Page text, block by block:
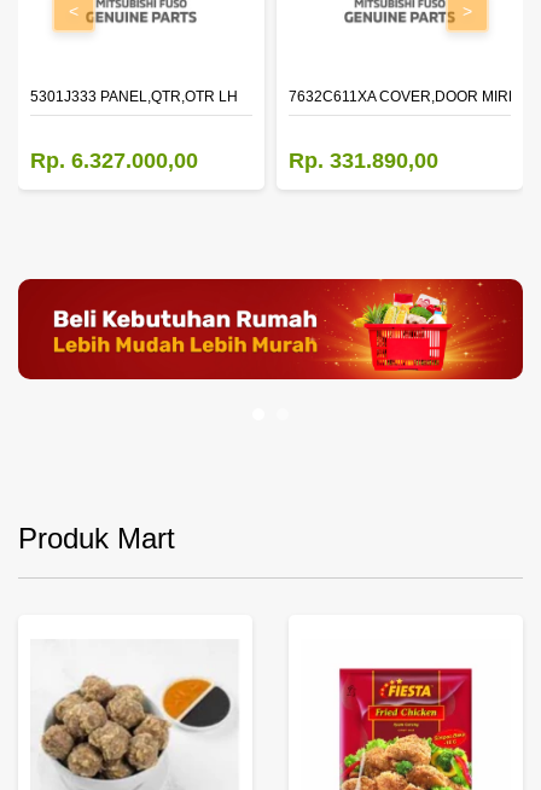
5301J333 PANEL,QTR,OTR LH
Rp. 6.327.000,00
7632C611XA COVER,DOOR
Rp. 331.890,00
< >
Produk Mart